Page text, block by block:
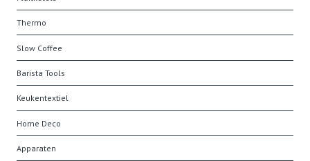
Thermo
Slow Coffee
Barista Tools
Keukentextiel
Home Deco
Apparaten